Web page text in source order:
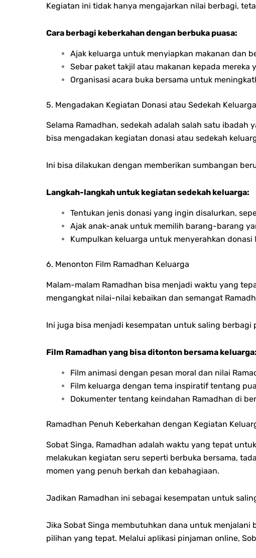
Kegiatan ini tidak hanya mengajarkan nilai berbagi,
Cara berbagi keberkahan dengan berbuka puasa:
Ajak keluarga untuk menyiapkan makanan dan
Sebar paket takjil atau makanan kepada
Organisasi acara buka bersama untuk
5. Mengadakan Kegiatan Donasi atau Sedekah Keluarga
Selama Ramadhan, sedekah adalah salah satu
bisa mengadakan kegiatan donasi atau sedekah
Ini bisa dilakukan dengan memberikan sumbangan
Langkah-langkah untuk kegiatan sedekah keluarga:
Tentukan jenis donasi yang ingin disalurkan,
Ajak anak-anak untuk memilih barang-barang
Kumpulkan keluarga untuk menyerahkan
6. Menonton Film Ramadhan Keluarga
Malam-malam Ramadhan bisa menjadi waktu yang
mengangkat nilai-nilai kebaikan dan semangat
Ini juga bisa menjadi kesempatan untuk saling
Film Ramadhan yang bisa ditonton bersama keluarga:
Film animasi dengan pesan moral dan nilai
Film keluarga dengan tema inspiratif tentang
Dokumenter tentang keindahan Ramadhan di
Ramadhan Penuh Keberkahan dengan Kegiatan
Sobat Singa, Ramadhan adalah waktu yang tepat
melakukan kegiatan seru seperti berbuka bersama,
momen yang penuh berkah dan kebahagiaan.
Jadikan Ramadhan ini sebagai kesempatan untuk
Jika Sobat Singa membutuhkan dana untuk menjalani
pilihan yang tepat. Melalui aplikasi pinjaman online,